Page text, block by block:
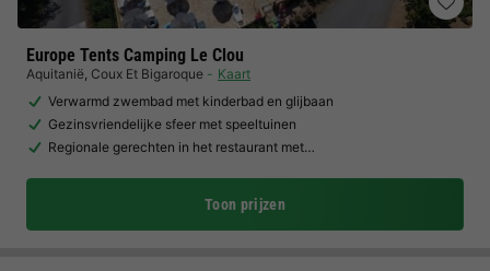
Europe Tents Camping Le Clou
Aquitanië, Coux Et Bigaroque
Kaart
Verwarmd zwembad met kinderbad en glijbaan
Gezinsvriendelijke sfeer met speeltuinen
Regionale gerechten in het restaurant met…
Toon prijzen